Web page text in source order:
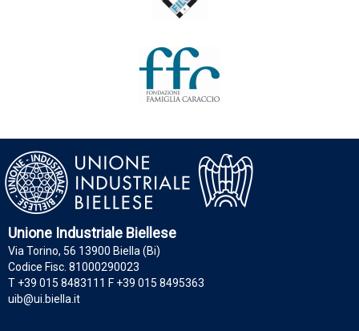
Unione Industriale Biellese
Via Torino, 56 13900 Biella (Bi)
Codice Fisc. 81000290023
T +39 015 8483111 F +39 015 8495363
uib@ui.biella.it